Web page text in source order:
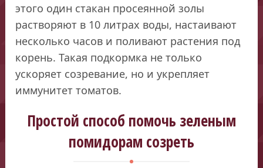
этого один стакан просеянной золы
растворяют в 10 литрах воды, настаивают
несколько часов и поливают растения под
корень. Такая подкормка не только
ускоряет созревание, но и укрепляет
иммунитет томатов.
Простой способ помочь зеленым
помидорам созреть